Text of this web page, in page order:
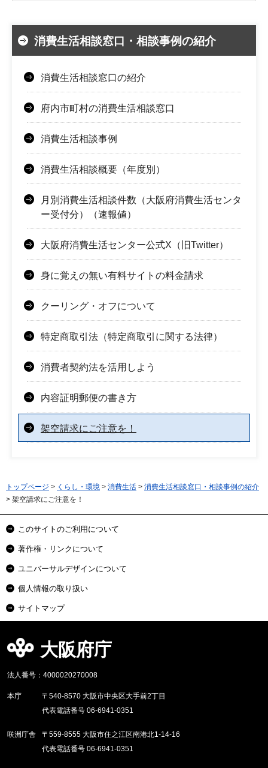
消費生活相談窓口・相談事例の紹介
消費生活相談窓口の紹介
府内市町村の消費生活相談窓口
消費生活相談事例
消費生活相談概要（年度別）
月別消費生活相談件数（大阪府消費生活センタ
ー受付分）（速報値）
大阪府消費生活センター公式X（旧Twitter）
身に覚えの無い有料サイトの料金請求
クーリング・オフについて
特定商取引法（特定商取引に関する法律）
消費者契約法を活用しよう
内容証明郵便の書き方
架空請求にご注意を！
トップページ > くらし・環境 > 消費生活 > 消費生活相談窓口・相談事例の紹介
> 架空請求にご注意を！
このサイトのご利用について
著作権・リンクについて
ユニバーサルデザインについて
個人情報の取り扱い
サイトマップ
大阪府庁
法人番号：4000020270008
本庁
〒540-8570 大阪市中央区大手前2丁目
代表電話番号 06-6941-0351
咲洲庁舎
〒559-8555 大阪市住之江区南港北1-14-16
代表電話番号 06-6941-0351